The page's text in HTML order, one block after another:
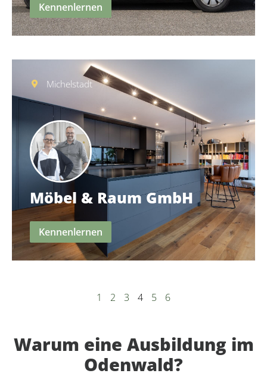
Kennenlernen
Michelstadt
Möbel & Raum GmbH
Kennenlernen
1 2 3 4 5 6
Warum eine Ausbildung im
Odenwald?